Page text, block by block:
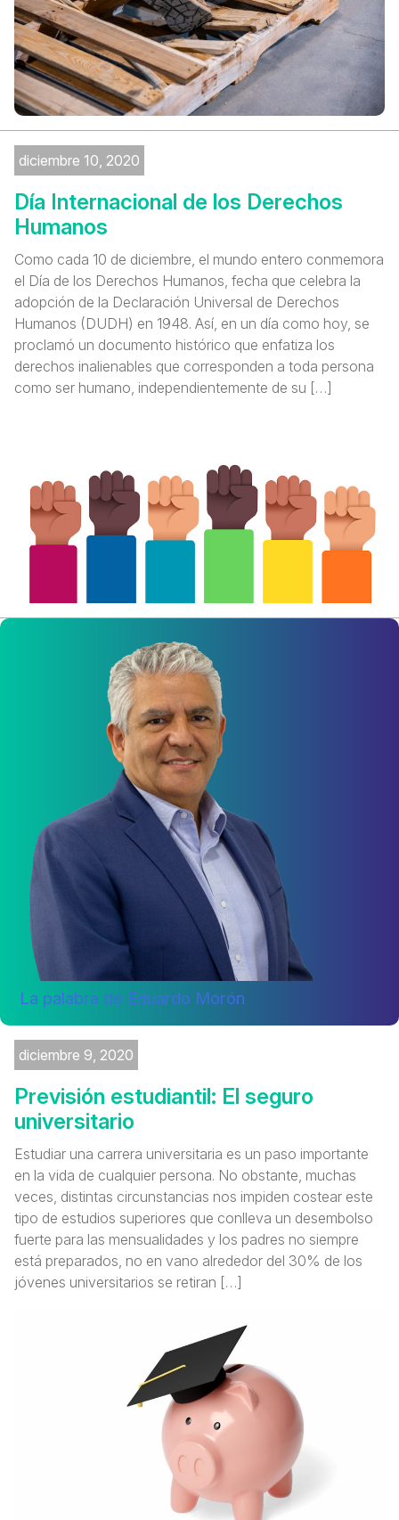
diciembre 10, 2020
Día Internacional de los Derechos
Humanos
Como cada 10 de diciembre, el mundo entero conmemora
el Día de los Derechos Humanos, fecha que celebra la
adopción de la Declaración Universal de Derechos
Humanos (DUDH) en 1948. Así, en un día como hoy, se
proclamó un documento histórico que enfatiza los
derechos inalienables que corresponden a toda persona
como ser humano, independientemente de su […]
La palabra de Eduardo Morón
diciembre 9, 2020
Previsión estudiantil: El seguro
universitario
Estudiar una carrera universitaria es un paso importante
en la vida de cualquier persona. No obstante, muchas
veces, distintas circunstancias nos impiden costear este
tipo de estudios superiores que conlleva un desembolso
fuerte para las mensualidades y los padres no siempre
está preparados, no en vano alrededor del 30% de los
jóvenes universitarios se retiran […]